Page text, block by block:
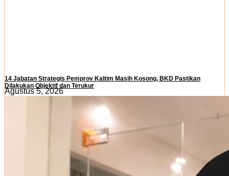
14 Jabatan Strategis Pemprov Kaltim Masih Kosong, BKD Pastikan
Dilakukan Objektif dan Terukur
Agustus 5, 2026